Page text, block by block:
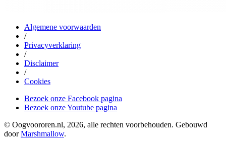
Algemene voorwaarden
/
Privacyverklaring
/
Disclaimer
/
Cookies
Bezoek onze Facebook pagina
Bezoek onze Youtube pagina
© Oogvoororen.nl, 2026, alle rechten voorbehouden. Gebouwd
doorMarshmallow.